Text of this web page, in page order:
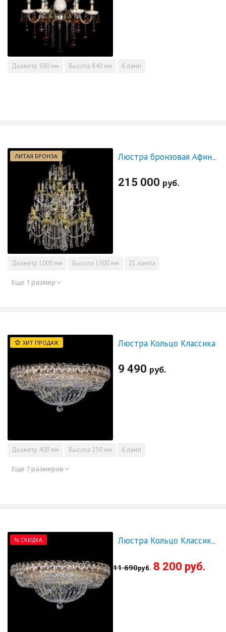
Диаметр 500 мм Высота 840 мм 6 ламп
ЛИТАЯ БРОНЗА
215 000 руб.
Диаметр 1000 мм Высота 1500 мм 21 лампа
Еще 1 размер
ХИТ ПРОДАЖ Люстра Кольцо Классика
9 490 руб.
Диаметр 400 мм Высота 250 мм 6 ламп
Еще 7 размеров
% СКИДКА Люстра Кольцо Классика 500 мм - СКИДКА!!!
11 690руб. 8 200 руб.